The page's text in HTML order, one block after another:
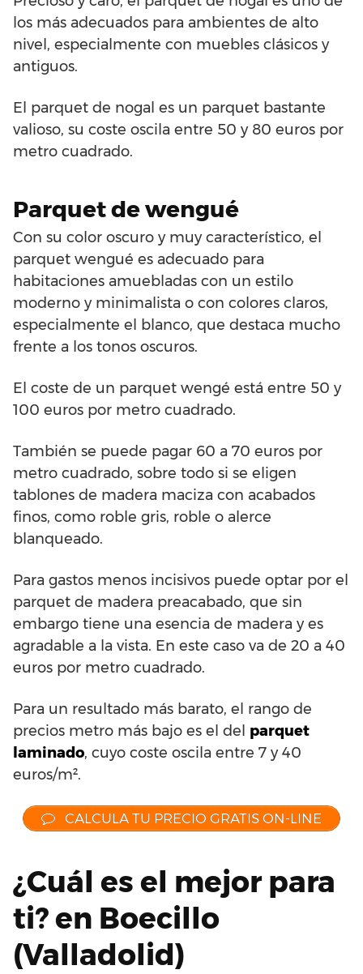
los más adecuados para ambientes de alto
nivel, especialmente con muebles clásicos y
antiguos.
El parquet de nogal es un parquet bastante
valioso, su coste oscila entre 50 y 80 euros por
metro cuadrado.
Parquet de wengué
Con su color oscuro y muy característico, el
parquet wengué es adecuado para
habitaciones amuebladas con un estilo
moderno y minimalista o con colores claros,
especialmente el blanco, que destaca mucho
frente a los tonos oscuros.
El coste de un parquet wengé está entre 50 y
100 euros por metro cuadrado.
También se puede pagar 60 a 70 euros por
metro cuadrado, sobre todo si se eligen
tablones de madera maciza con acabados
finos, como roble gris, roble o alerce
blanqueado.
Para gastos menos incisivos puede optar por el
parquet de madera preacabado, que sin
embargo tiene una esencia de madera y es
agradable a la vista. En este caso va de 20 a 40
euros por metro cuadrado.
Para un resultado más barato, el rango de
precios metro más bajo es el del parquet
laminado, cuyo coste oscila entre 7 y 40
euros/m².
CALCULA TU PRECIO GRATIS ON-LINE
¿Cuál es el mejor para
ti? en Boecillo
(Valladolid)